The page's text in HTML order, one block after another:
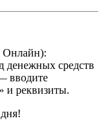
Онлайн):
денежных средств
вводите
и реквизиты.